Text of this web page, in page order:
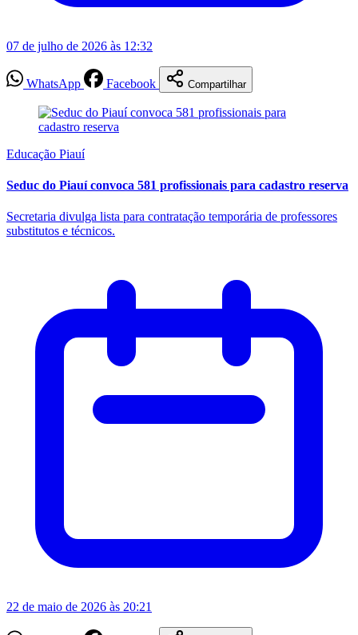
07 de julho de 2026 às 12:32
WhatsApp Facebook Compartilhar
Educação Piauí
Seduc do Piauí convoca 581 profissionais para cadastro reserva
Secretaria divulga lista para contratação temporária de professores
substitutos e técnicos.
22 de maio de 2026 às 20:21